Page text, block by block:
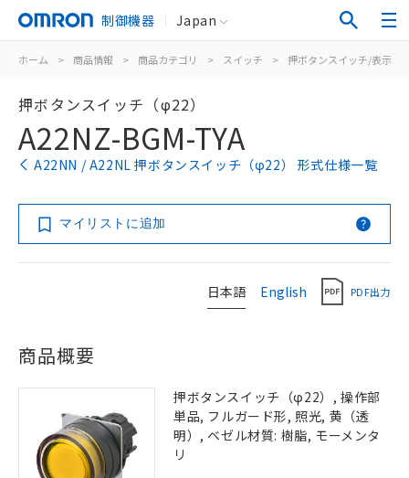
制御機器 Japan
ホーム > 商品情報 > 商品カテゴリ > スイッチ > 押ボタンスイッチ/表示灯
押ボタンスイッチ（φ22）
A22NZ-BGM-TYA
A22NN / A22NL 押ボタンスイッチ（φ22） 形式仕様一覧
マイリストに追加
日本語 English PDF出力
商品概要
押ボタンスイッチ（φ22）, 操作部
単品, フルガード形, 照光, 黄（透
明）, ベゼル材質: 樹脂, モーメンタ
リ